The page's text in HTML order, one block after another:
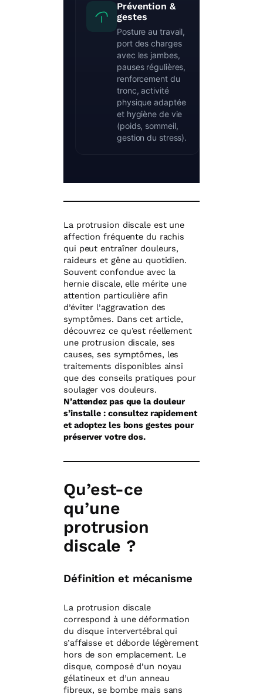
Prévention &
gestes
Posture au travail,
port des charges
avec les jambes,
pauses régulières,
renforcement du
tronc, activité
physique adaptée
et hygiène de vie
(poids, sommeil,
gestion du stress).
La protrusion discale est une
affection fréquente du rachis
qui peut entraîner douleurs,
raideurs et gêne au quotidien.
Souvent confondue avec la
hernie discale, elle mérite une
attention particulière afin
d’éviter l’aggravation des
symptômes. Dans cet article,
découvrez ce qu’est réellement
une protrusion discale, ses
causes, ses symptômes, les
traitements disponibles ainsi
que des conseils pratiques pour
soulager vos douleurs.
N’attendez pas que la douleur
s’installe : consultez rapidement
et adoptez les bons gestes pour
préserver votre dos.
Qu’est-ce
qu’une
protrusion
discale ?
Définition et mécanisme
La protrusion discale
correspond à une déformation
du disque intervertébral qui
s’affaisse et déborde légèrement
hors de son emplacement. Le
disque, composé d’un noyau
gélatineux et d’un anneau
fibreux, se bombe mais sans